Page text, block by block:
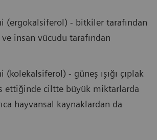
(ergokalsiferol) - bitkiler tarafından
insan vücudu tarafından
(kolekalsiferol) - güneş ışığı çıplak
ettiğinde ciltte büyük miktarlarda
hayvansal kaynaklardan da